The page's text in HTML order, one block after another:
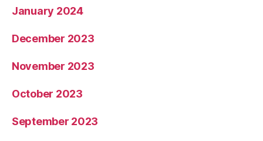
January 2024
December 2023
November 2023
October 2023
September 2023